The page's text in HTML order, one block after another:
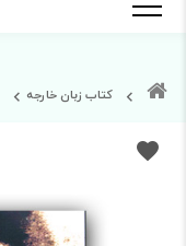
کتاب زبان خارجه